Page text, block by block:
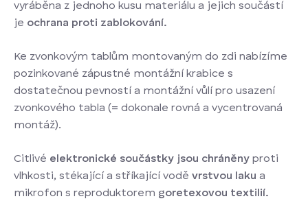
vyráběna z jednoho kusu materiálu a jejich součástí
je ochrana proti zablokování.
Ke zvonkovým tablům montovaným do zdi nabízíme
pozinkované zápustné montážní krabice s
dostatečnou pevností a montážní vůlí pro usazení
zvonkového tabla (= dokonale rovná a vycentrovaná
montáž).
Citlivé elektronické součástky jsou chráněny proti
vlhkosti, stékající a stříkající vodě vrstvou laku a
mikrofon s reproduktorem goretexovou textilií.